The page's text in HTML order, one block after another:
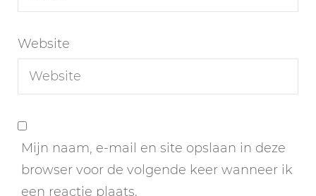
Website
Mijn naam, e-mail en site opslaan in deze
browser voor de volgende keer wanneer ik
een reactie plaats.